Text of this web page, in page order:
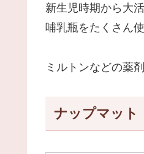
新生児時期から大
哺乳瓶をたくさん
ミルトンなどの薬
ナップマット